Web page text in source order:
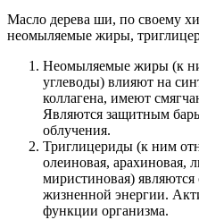
Масло дерева ши, по своему
неомыляемые жиры,
Неомыляемые жиры (к
углеводы) влияют на
коллагена, имеют
Являются защитным
облучения.
Триглицериды (к ним
олеиновая, арахиновая,
миристиновая)
жизненной энергии.
функции организма.